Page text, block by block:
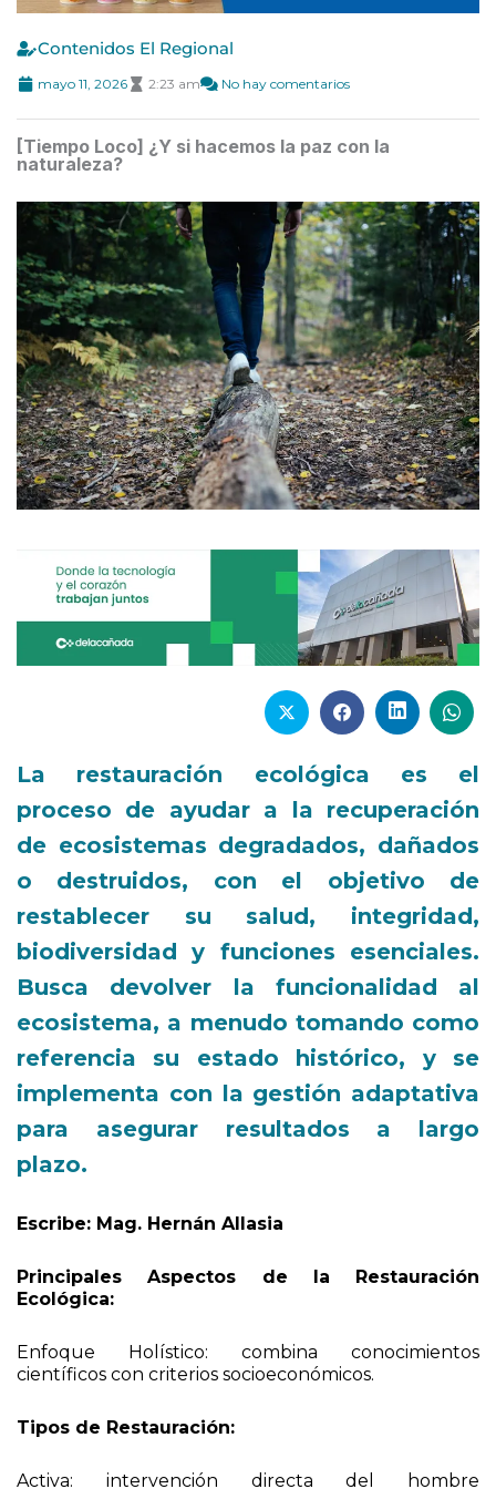
Contenidos El Regional
mayo 11, 2026 2:23 am No hay comentarios
[Tiempo Loco] ¿Y si hacemos la paz con la
naturaleza?
La restauración ecológica es el
proceso de ayudar a la recuperación
de ecosistemas degradados, dañados
o destruidos, con el objetivo de
restablecer su salud, integridad,
biodiversidad y funciones esenciales.
Busca devolver la funcionalidad al
ecosistema, a menudo tomando como
referencia su estado histórico, y se
implementa con la gestión adaptativa
para asegurar resultados a largo
plazo.
Escribe: Mag. Hernán Allasia
Principales Aspectos de la Restauración
Ecológica:
Enfoque Holístico: combina conocimientos
científicos con criterios socioeconómicos.
Tipos de Restauración:
Activa: intervención directa del hombre